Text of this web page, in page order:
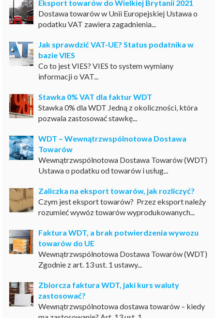
Eksport towarów do Wielkiej Brytanii 2021
Dostawa towarów w Unii Europejskiej Ustawa o
podatku VAT zawiera zagadnienia...
Jak sprawdzić VAT-UE? Status podatnika w
bazie VIES
Co to jest VIES? VIES to system wymiany
informacji o VAT...
Stawka 0% VAT dla faktur WDT
Stawka 0% dla WDT Jedną z okoliczności, która
pozwala zastosować stawkę...
WDT – Wewnątrzwspólnotowa Dostawa
Towarów
Wewnątrzwspólnotowa Dostawa Towarów (WDT)
Ustawa o podatku od towarów i usług...
Zaliczka na eksport towarów, jak rozliczyć?
Czym jest eksport towarów? Przez eksport należy
rozumieć wywóz towarów wyprodukowanych...
Faktura WDT, a brak potwierdzenia wywozu
towarów do UE
Wewnątrzwspólnotowa Dostawa Towarów (WDT)
Zgodnie z art. 13 ust. 1 ustawy...
Zbiorcza faktura WDT, jaki kurs waluty
zastosować?
Wewnątrzwspólnotowa dostawa towarów – kiedy